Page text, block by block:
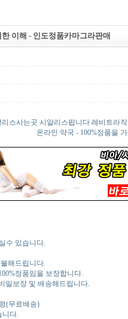
이해 - 인도정품카마그라판매
스사는곳 시알리스팝니다 레비트라
온라인 약국 - 100%정품을
수 있습니다.
해드립니다.
정품임을 보장합니다.
밀보장 및 배송해드립니다.
(무료배송)
니다.